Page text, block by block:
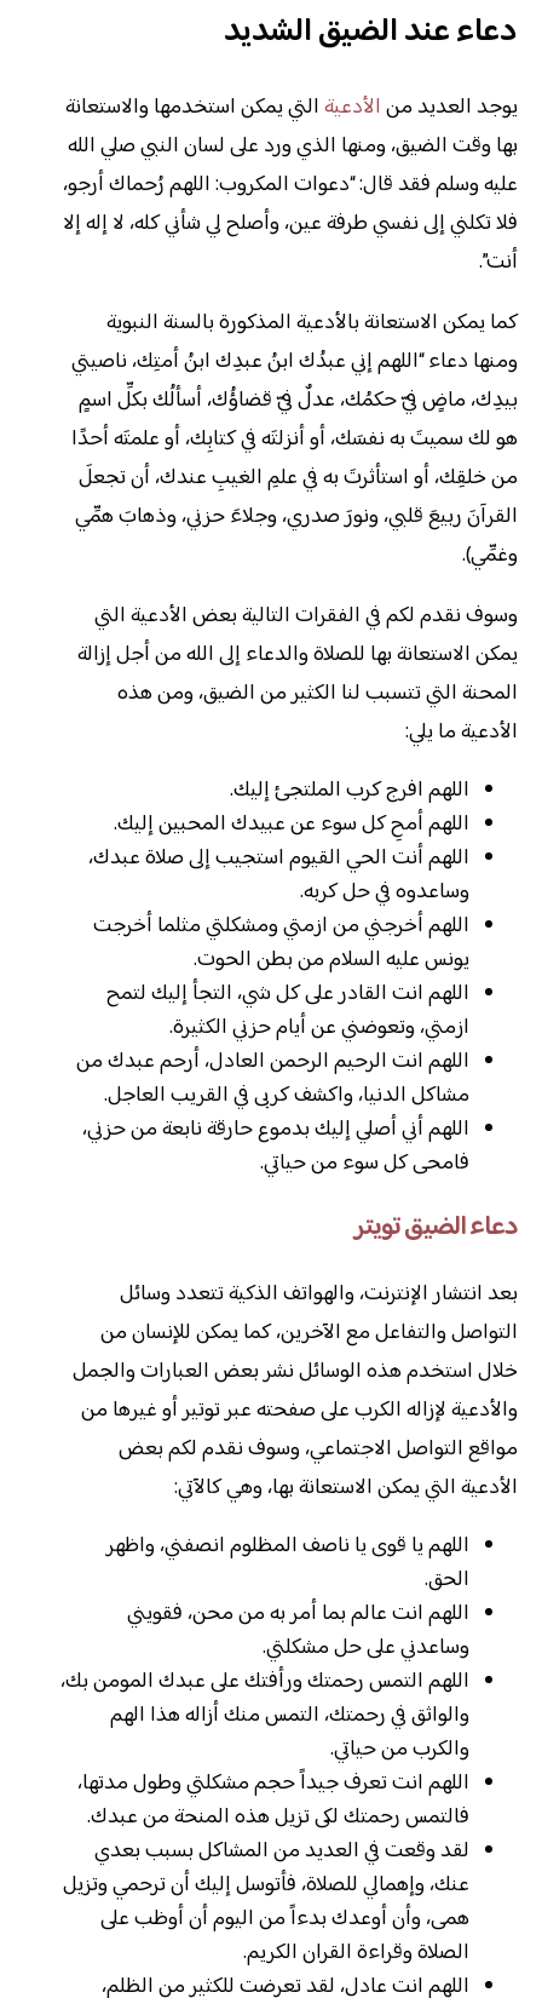
دعاء عند الضيق الشديد
يوجد العديد من الأدعيةالتي يمكن استخدمها والاستعانة
بها وقت الضيق، ومنها الذي ورد على لسان النبي صلي الله
عليه وسلم فقد قال: “دعوات المكروب: اللهم رُحماك أرجو،
فلا تكلني إلى نفسي طرفة عين، وأصلح لي شأني كله، لا إله إلا
أنت”.
كما يمكن الاستعانة بالأدعية المذكورة بالسنة النبوية
ومنها دعاء “اللهم إني عبدُك ابنُ عبدِك ابنُ أمتِك، ناصيتي
بيدِك، ماضٍ فيّ حكمُك، عدلٌ فيّ قضاؤُك، أسألُك بكلِّ اسمٍ
هو لك سميتَ به نفسَك، أو أنزلتَه في كتابِك، أو علمتَه أحدًا
من خلقِك، أو استأثرتَ به في علمِ الغيبِ عندك، أن تجعلَ
القرآنَ ربيعَ قلبي، ونورَ صدري، وجلاءَ حزني، وذهابَ همِّي
وغمِّي).
وسوف نقدم لكم في الفقرات التالية بعض الأدعية التي
يمكن الاستعانة بها للصلاة والدعاء إلى الله من أجل إزالة
المحنة التي تتسبب لنا الكثير من الضيق، ومن هذه
الأدعية ما يلي:
اللهم افرج كرب الملتجئ إليك.
اللهم أمحِ كل سوء عن عبيدك المحبين إليك.
اللهم أنت الحي القيوم استجيب إلى صلاة عبدك،
وساعدوه في حل كربه.
اللهم أخرجني من ازمتي ومشكلتي مثلما أخرجت
يونس عليه السلام من بطن الحوت.
اللهم انت القادر على كل شي، التجأ إليك لتمح
ازمتي، وتعوضني عن أيام حزني الكثيرة.
اللهم انت الرحيم الرحمن العادل، أرحم عبدك من
مشاكل الدنيا، واكشف كربى في القريب العاجل.
اللهم أني أصلي إليك بدموع حارقة نابعة من حزني،
فامحى كل سوء من حياتي.
دعاء الضيق تويتر
بعد انتشار الإنترنت، والهواتف الذكية تتعدد وسائل
التواصل والتفاعل مع الآخرين، كما يمكن للإنسان من
خلال استخدم هذه الوسائل نشر بعض العبارات والجمل
والأدعية لإزاله الكرب على صفحته عبر توتير أو غيرها من
مواقع التواصل الاجتماعي، وسوف نقدم لكم بعض
الأدعية التي يمكن الاستعانة بها، وهي كالآتي:
اللهم يا قوى يا ناصف المظلوم انصفني، واظهر
الحق.
اللهم انت عالم بما أمر به من محن، فقويني
وساعدني على حل مشكلتي.
اللهم التمس رحمتك ورأفتك على عبدك المومن بك،
والواثق في رحمتك، التمس منك أزاله هذا الهم
والكرب من حياتي.
اللهم انت تعرف جيداً حجم مشكلتي وطول مدتها،
فالتمس رحمتك لكى تزيل هذه المنحة من عبدك.
لقد وقعت في العديد من المشاكل بسبب بعدي
عنك، وإهمالي للصلاة، فأتوسل إليك أن ترحمي وتزيل
همى، وأن أوعدك بدءاً من اليوم أن أوظب على
الصلاة وقراءة القران الكريم.
اللهم انت عادل، لقد تعرضت للكثير من الظلم،